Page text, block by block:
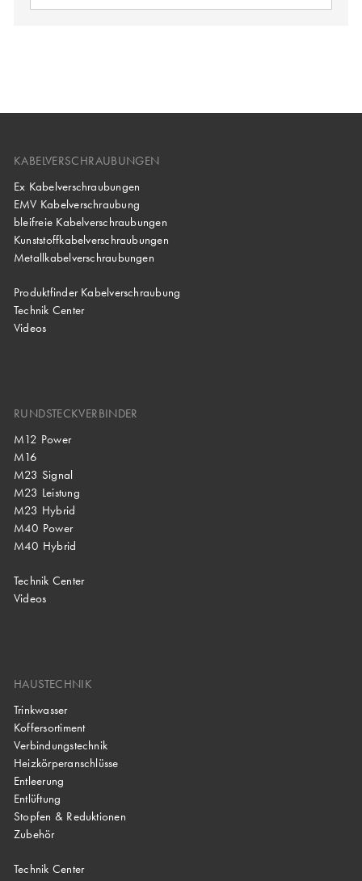
KABELVERSCHRAUBUNGEN
Ex Kabelverschraubungen
EMV Kabelverschraubung
bleifreie Kabelverschraubungen
Kunststoffkabelverschraubungen
Metallkabelverschraubungen
Produktfinder Kabelverschraubung
Technik Center
Videos
RUNDSTECKVERBINDER
M12 Power
M16
M23 Signal
M23 Leistung
M23 Hybrid
M40 Power
M40 Hybrid
Technik Center
Videos
HAUSTECHNIK
Trinkwasser
Koffersortiment
Verbindungstechnik
Heizkörperanschlüsse
Entleerung
Entlüftung
Stopfen & Reduktionen
Zubehör
Technik Center